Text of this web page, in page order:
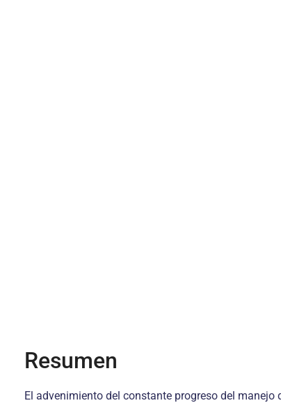
Resumen
El advenimiento del constante progreso del